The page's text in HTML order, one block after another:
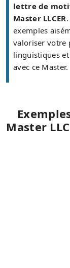
lettre de
Master LLCER
exemples
valoriser votre
linguistiques
avec ce Master.
Master